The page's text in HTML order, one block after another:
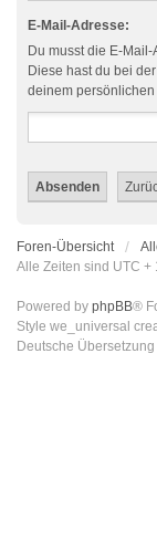
E-Mail-Adresse:
Du musst die E-
Diese hast du bei
deinem
Foren-Übersicht
Alle Zeiten sind UTC +
Powered by phpBB®
Style we_universal
Deutsche